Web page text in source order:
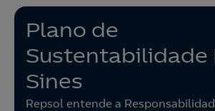
Plano de
Sustentabilidade
Sines
Repsol entende a